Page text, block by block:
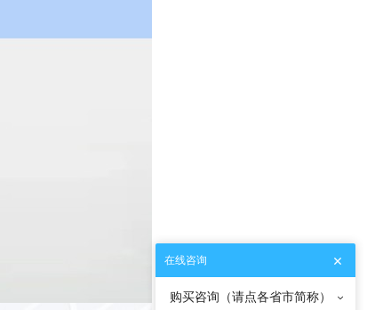
在线咨询
购买咨询（请点各省市简称）